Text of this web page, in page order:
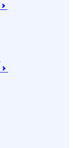

